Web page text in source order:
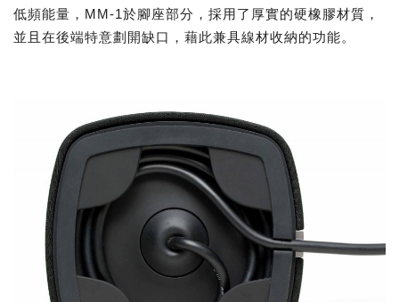
低頻能量，MM-1於腳座部分，採用了厚實的硬橡膠材質，
並且在後端特意劃開缺口，藉此兼具線材收納的功能。